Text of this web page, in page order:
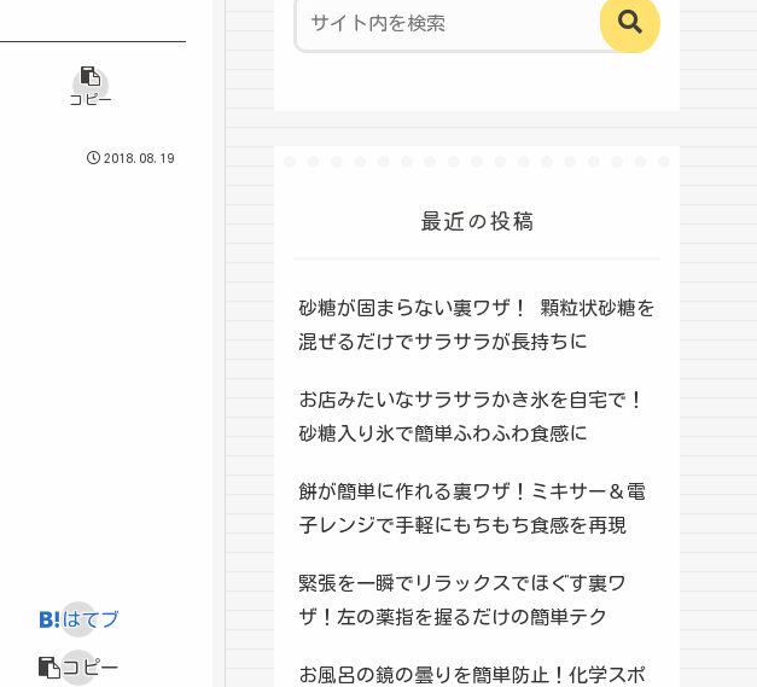
コピー
2018.08.19
はてブ
コピー
最近の投稿
砂糖が固まらない裏ワザ！ 顆粒状砂糖を
混ぜるだけでサラサラが長持ちに
お店みたいなサラサラかき氷を自宅で！
砂糖入り氷で簡単ふわふわ食感に
餅が簡単に作れる裏ワザ！ミキサー＆電
子レンジで手軽にもちもち食感を再現
緊張を一瞬でリラックスでほぐす裏ワ
ザ！左の薬指を握るだけの簡単テク
お風呂の鏡の曇りを簡単防止！化学スポ